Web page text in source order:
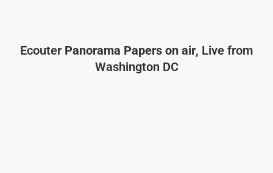
Ecouter Panorama Papers on air, Live from
Washington DC